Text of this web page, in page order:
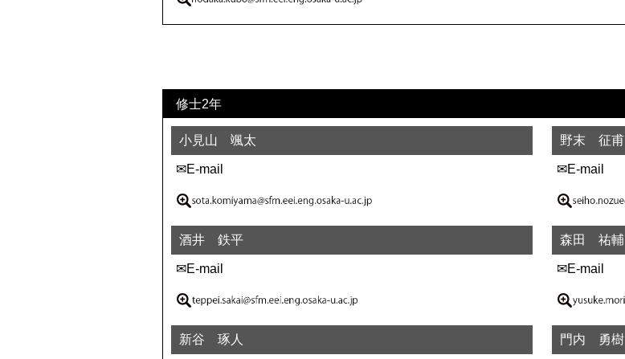
修士2年
小見山 颯太
✉E-mail
酒井 鉄平
✉E-mail
新谷 琢人
野末 征甫
✉E-mail
森田 祐輔
✉E-mail
門内 勇樹